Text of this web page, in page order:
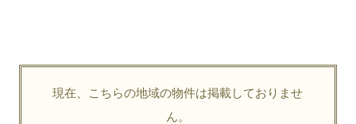
現在、こちらの地域の物件は掲載しておりませ
ん。